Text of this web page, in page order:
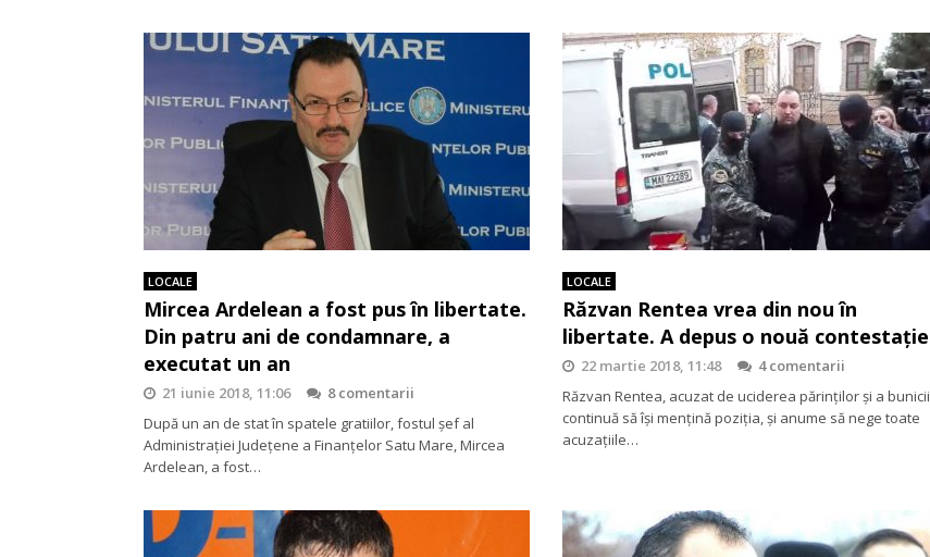
LOCALE
Mircea Ardelean a fost pus în libertate.
Din patru ani de condamnare, a
executat un an
21 iunie 2018, 11:06
8 comentarii
După un an de stat în spatele gratiilor, fostul șef al
Administrației Județene a Finanțelor Satu Mare, Mircea
Ardelean, a fost…
LOCALE
Răzvan Rentea vrea din nou în
libertate. A depus o nouă contestație
22 martie 2018, 11:48
4 comentarii
Răzvan Rentea, acuzat de uciderea părinților și a bunicii
continuă să își mențină poziția, și anume să nege toate
acuzațiile…